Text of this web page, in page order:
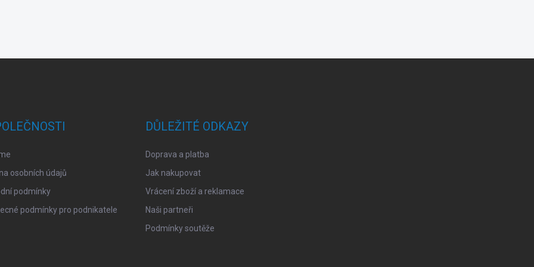
osobních údajů
podmínky
podmínky pro podnikatele
DŮLEŽITÉ ODKAZY
Doprava a platba
Jak nakupovat
Vrácení zboží a reklamace
Naši partneři
Podmínky soutěže